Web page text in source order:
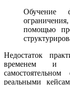
Обучение
помощью
Недостаток
временем и
реальными